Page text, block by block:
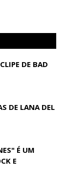
DE BAD
DE LANA DEL
É UM
E